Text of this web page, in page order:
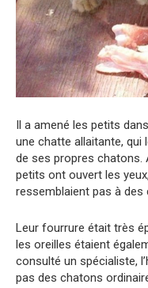
Il a amené les petits
une chatte allaitante, qui
de ses propres chatons.
petits ont ouvert les
ressemblaient pas à
Leur fourrure était très
les oreilles étaient
consulté un spécialiste,
pas des chatons